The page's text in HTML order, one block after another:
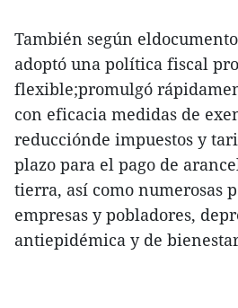
También según
adoptó una política fiscal
flexible;promulgó
con eficacia medidas de
reducciónde impuestos y
plazo para el pago de
tierra, así como numerosas
empresas y pobladores,
antiepidémica y de